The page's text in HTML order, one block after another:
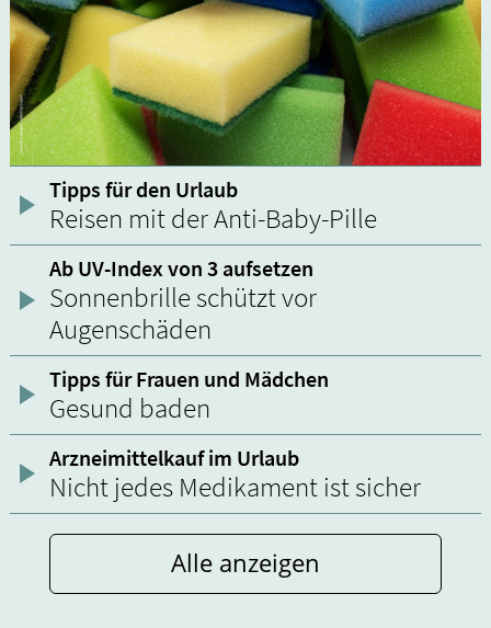
Tipps für den Urlaub
Reisen mit der Anti-Baby-Pille
Ab UV-Index von 3 aufsetzen
Sonnenbrille schützt vor
Augenschäden
Tipps für Frauen und Mädchen
Gesund baden
Arzneimittelkauf im Urlaub
Nicht jedes Medikament ist sicher
Alle anzeigen